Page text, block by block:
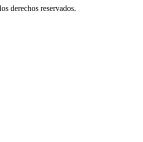
derechos reservados.